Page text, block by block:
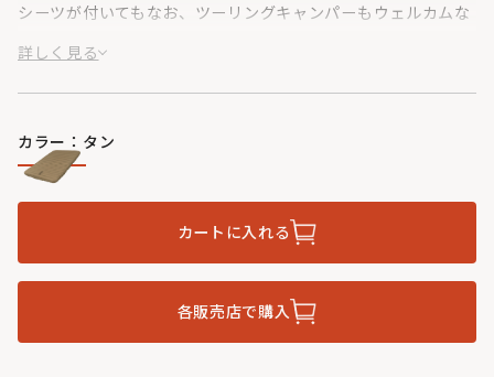
シーツが付いてもなお、ツーリングキャンパーもウェルカムな
※ただしソトネノマクラは付属しません。
詳しく見る
カラー：タン
カートに入れる
各販売店で購入